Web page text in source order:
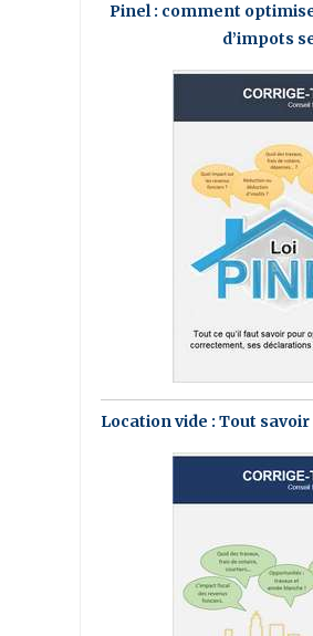
Pinel : comment
d’impots
Location vide : Tout